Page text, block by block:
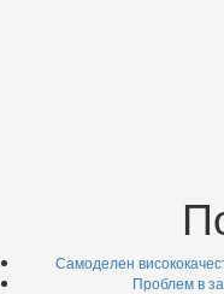
Самоделен
Проблем в